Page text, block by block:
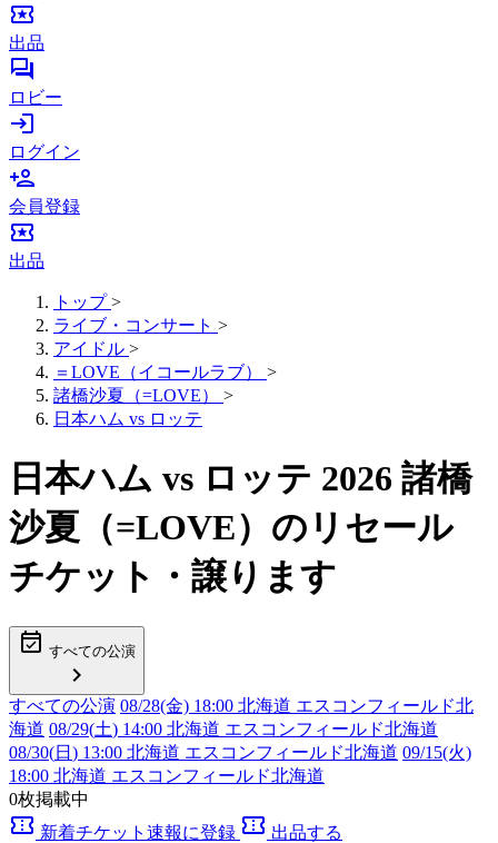
local_activity
出品
forum
ロビー
login
ログイン
person_add
会員登録
local_activity
出品
トップ >
ライブ・コンサート >
アイドル >
＝LOVE（イコールラブ）
>
諸橋沙夏（=LOVE）
>
日本ハム vs ロッテ
日本ハム vs ロッテ 2026 諸橋
沙夏（=LOVE）のリセール
チケット・譲ります
event_available すべての公演
chevron_right
すべての公演 08/28(金) 18:00 北海道 エスコンフィールド北
海道 08/29(土) 14:00 北海道 エスコンフィールド北海道
08/30(日 ) 13:00 北海道 エスコンフィールド北海道 09/15(火)
18:00 北海道 エスコンフィールド北海道
0枚掲載中
confirmation_number 新着チケット速報に登録 confirmation_number 出品する